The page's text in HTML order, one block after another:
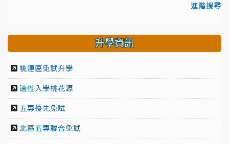
進階搜尋
升學資訊
桃連區免試升學
適性入學桃花源
五專優先免試
北區五專聯合免試